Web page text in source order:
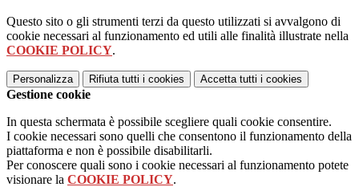
Questo sito o gli strumenti terzi da questo utilizzati si avvalgono di
cookie necessari al funzionamento ed utili alle finalità illustrate nella
COOKIE POLICY.
Personalizza Rifiuta tutti i cookies Accetta tutti i cookies
Gestione cookie
In questa schermata è possibile scegliere quali cookie consentire.
I cookie necessari sono quelli che consentono il funzionamento della
piattaforma e non è possibile disabilitarli.
Per conoscere quali sono i cookie necessari al funzionamento potete
visionare la COOKIE POLICY.